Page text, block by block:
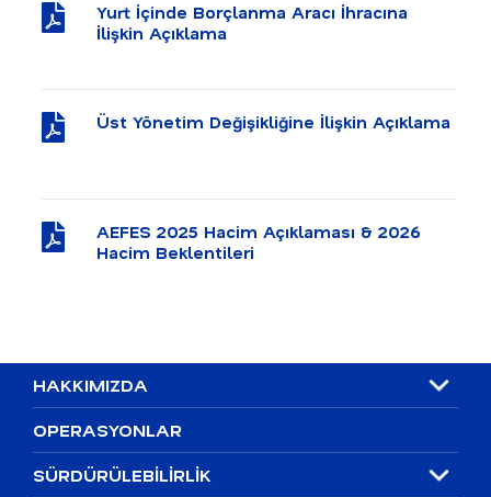
Yurt İçinde Borçlanma Aracı İhracına
İlişkin Açıklama
Üst Yönetim Değişikliğine İlişkin Açıklama
AEFES 2025 Hacim Açıklaması & 2026
Hacim Beklentileri
HAKKIMIZDA
OPERASYONLAR
SÜRDÜRÜLEBİLİRLİK